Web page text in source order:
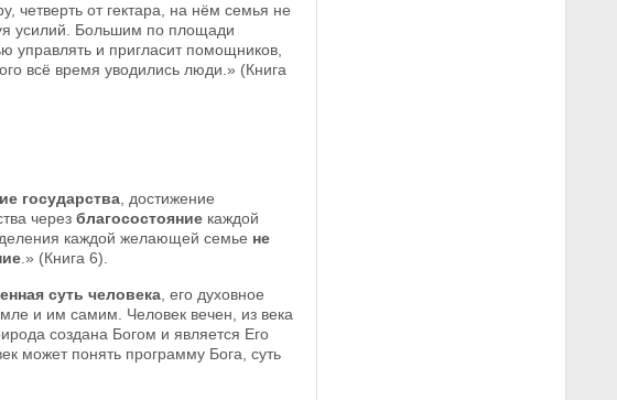
четверть от гектара, на нём семья не
усилий. Большим по площади
управлять и пригласит помощников,
всё время уводились люди.» (Книга
государства, достижение
через благосостояние каждой
каждой желающей семье не
.» (Книга 6).
суть человека, его духовное
и им самим. Человек вечен, из века
создана Богом и является Его
может понять программу Бога, суть